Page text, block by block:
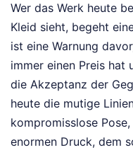
Wer das Werk heute
Kleid sieht, begeht
ist eine Warnung
immer einen Preis hat
die Akzeptanz der
heute die mutige
kompromisslose
enormen Druck, dem